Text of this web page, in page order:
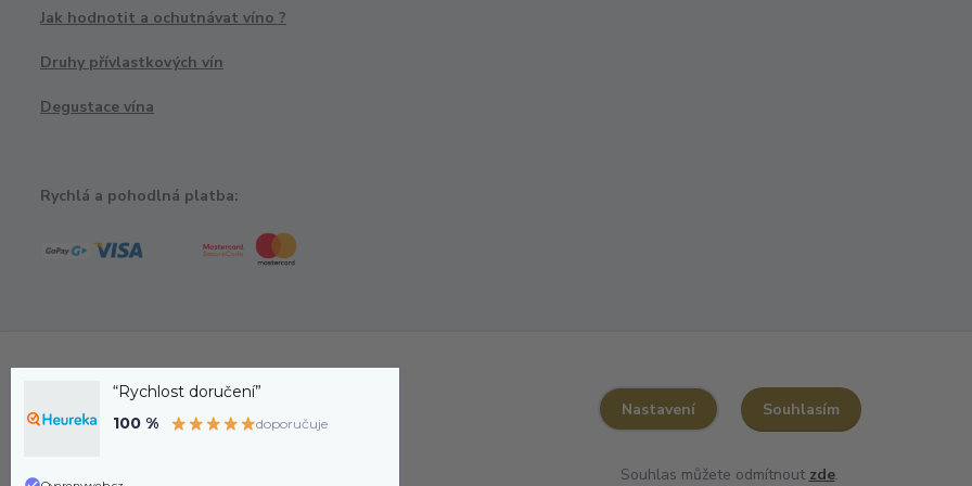
Jak hodnotit a ochutnávat víno ?
Druhy přívlastkových vín
Degustace vína
Rychlá a pohodlná platba:
Nastavení Souhlasím
Souhlas můžete odmítnout zde.
“Rychlost doručení”
100 %
doporučuje